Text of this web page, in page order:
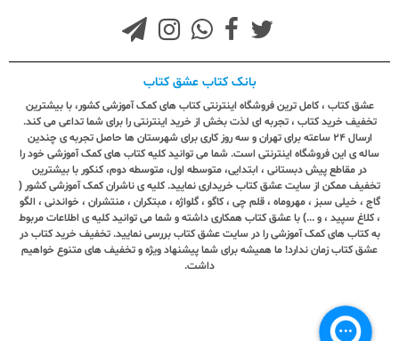
بانک کتاب عشق کتاب
عشق کتاب ، کامل ترین فروشگاه اینترنتی کتاب های کمک آموزشی کشور، با بیشترین
تخفیف خرید کتاب ، تجربه ای لذت بخش از خرید اینترنتی را برای شما تداعی می کند.
ارسال ٢٤ ساعته برای تهران و سه روز کاری برای شهرستان ها حاصل تجربه ی چندین
ساله ی این فروشگاه اینترنتی است. شما می توانید کلیه کتاب های کمک آموزشی خود را
در مقاطع پیش دبستانی ، ابتدایی، متوسطه اول، متوسطه دوم، کنکور با بیشترین
تخفیف ممکن از سایت عشق کتاب خریداری نمایید. کلیه ی ناشران کمک آموزشی کشور (
گاج ، خیلی سبز ، مهروماه ، قلم چی ، کاگو ، گلواژه ، مبتکران ، منتشران ، خواندنی ، الگو
، کلاغ سپید ، و ...) با عشق کتاب همکاری داشته و شما می توانید کلیه ی اطلاعات مربوط
به کتاب های کمک آموزشی را در سایت عشق کتاب بررسی نمایید. تخفیف خرید کتاب در
عشق کتاب زمان ندارد! ما همیشه برای شما پیشنهاد ویژه و تخفیف های متنوع خواهیم
داشت.